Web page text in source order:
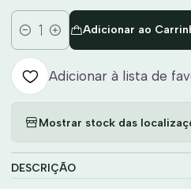
Quantidade
Adicionar ao
Adicionar à lista de
Mostrar stock das
DESCRIÇÃO